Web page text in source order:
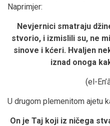
Naprimjer:
Nevjernici smatraju
stvorio, i izmislili su, ne
sinove i kćeri. Hvaljen
iznad onoga
(el-
U drugom plemenitom ajetu
On je Taj koji iz ničega